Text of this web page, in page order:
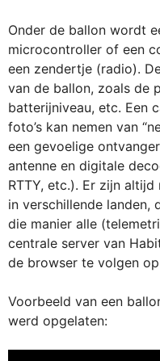
Onder de ballon wordt
microcontroller of een
een zendertje (radio).
van de ballon, zoals de
batterijniveau, etc. Een
foto’s kan nemen van
een gevoelige
antenne en digitale
RTTY, etc.). Er zijn
in verschillende landen,
die manier alle
centrale server van
de browser te volgen
Voorbeeld van een
werd opgelaten: